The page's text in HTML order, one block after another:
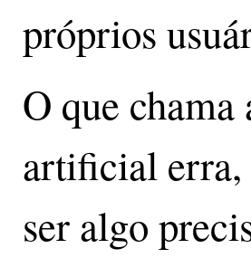
próprios
O que
artificial erra,
ser algo